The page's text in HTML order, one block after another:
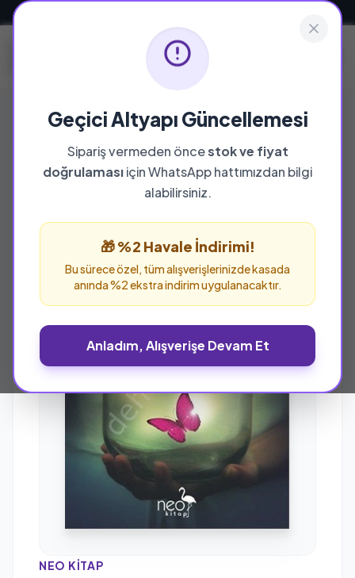
Geçici Altyapı Güncellemesi
Sipariş vermeden öncestok ve fiyat
doğrulamasıiçin WhatsApp hattımızdan bilgi
alabilirsiniz.
🎁 %2 Havale İndirimi!
Bu sürece özel, tüm alışverişlerinizde kasada
anında %2 ekstra indirim uygulanacaktır.
Anladım, Alışverişe Devam Et
NEO KITAP